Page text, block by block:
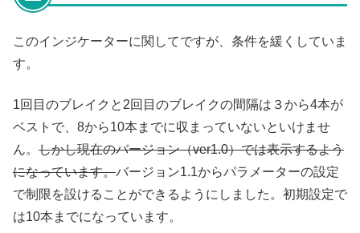
このインジケーターに関してですが、条件を緩くしていま
す。
1回目のブレイクと2回目のブレイクの間隔は３から4本が
ベストで、8から10本までに収まっていないといけませ
ん。 しかし現在のバージョン（ver1.0）では表示するよう
になっています。バージョン1.1からパラメーターの設定
で制限を設けることができるようにしました。初期設定で
は10本までになっています。